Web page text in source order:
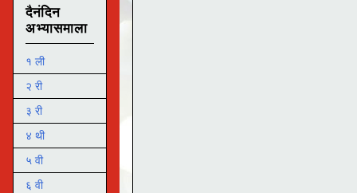
दैनंदिन
अभ्यासमाला
१ ली
२ री
३ री
४ थी
५ वी
६ वी